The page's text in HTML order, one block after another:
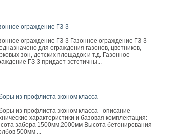
ограждение ГЗ-3
ограждение ГЗ-3 Газонное ограждение ГЗ-3
для ограждения газонов, цветников,
зон, детских площадок и т.д. Газонное
ГЗ-3 придает эстетичны...
из профлиста эконом класса
из профлиста эконом класса - описание
характеристики и базовая комплектация:
забора 1500мм,2000мм Высота бетонирования
500мм ...